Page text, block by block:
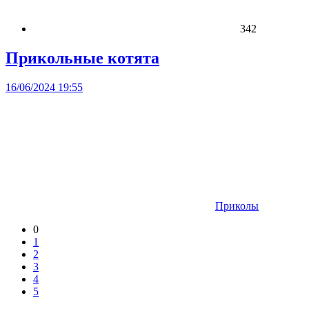
342
Прикольные котята
16/06/2024 19:55
Приколы
0
1
2
3
4
5